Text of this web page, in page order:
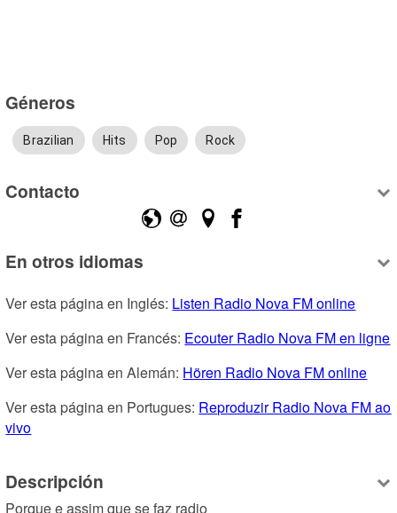
Géneros
Brazilian Hits Pop Rock
Contacto
En otros idiomas
Ver esta página en Inglés: Listen Radio Nova FM online
Ver esta página en Francés: Ecouter Radio Nova FM en ligne
Ver esta página en Alemán: Hören Radio Nova FM online
Ver esta página en Portugues: Reproduzir Radio Nova FM ao
vivo
Descripción
Porque e assim que se faz radio